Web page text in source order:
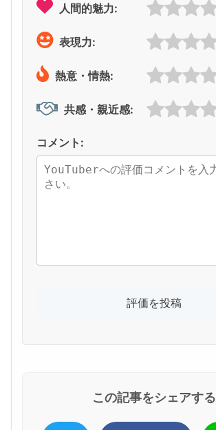
人間的魅力:
表現力:
熱意・情熱:
共感・親近感:
コメント:
この記事をシェアする